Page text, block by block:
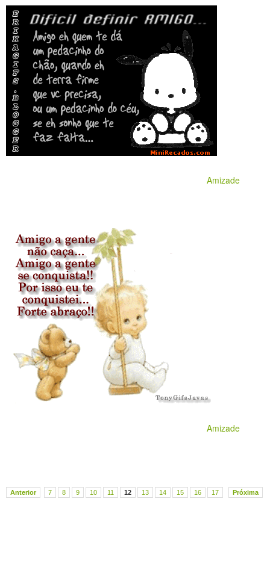
Amizade
Amizade
Anterior 7 8 9 10 11 12 13 14 15 16 17 Próxima